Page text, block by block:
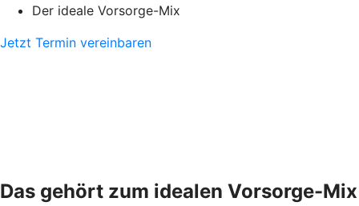
Der ideale Vorsorge-Mix
Jetzt Termin vereinbaren
Das gehört zum idealen Vorsorge-Mix